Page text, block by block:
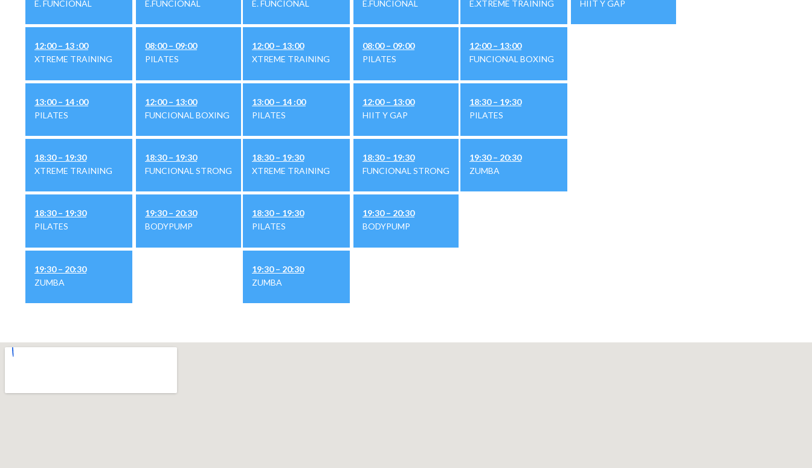
E. FUNCIONAL
12:00 – 13 :00
XTREME TRAINING
13:00 – 14 :00
PILATES
18:30 – 19:30
XTREME TRAINING
18:30 – 19:30
PILATES
19:30 – 20:30
ZUMBA
E.FUNCIONAL
08:00 – 09:00
PILATES
12:00 – 13:00
FUNCIONAL BOXING
18:30 – 19:30
FUNCIONAL STRONG
19:30 – 20:30
BODYPUMP
E. FUNCIONAL
12:00 – 13:00
XTREME TRAINING
13:00 – 14 :00
PILATES
18:30 – 19:30
XTREME TRAINING
18:30 – 19:30
PILATES
19:30 – 20:30
ZUMBA
E.FUNCIONAL
08:00 – 09:00
PILATES
12:00 – 13:00
HIIT Y GAP
18:30 – 19:30
FUNCIONAL STRONG
19:30 – 20:30
BODYPUMP
E.XTREME TRAINING
12:00 – 13:00
FUNCIONAL BOXING
18:30 – 19:30
PILATES
19:30 – 20:30
ZUMBA
HIIT Y GAP